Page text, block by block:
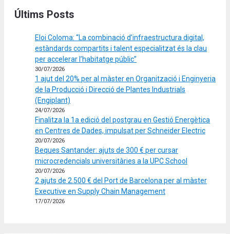
Últims Posts
Eloi Coloma: “La combinació d’infraestructura digital,
estàndards compartits i talent especialitzat és la clau
per accelerar l’habitatge públic”
30/07/2026
1 ajut del 20% per al màster en Organització i Enginyeria
de la Producció i Direcció de Plantes Industrials
(Engiplant)
24/07/2026
Finalitza la 1a edició del postgrau en Gestió Energètica
en Centres de Dades, impulsat per Schneider Electric
20/07/2026
Beques Santander: ajuts de 300 € per cursar
microcredencials universitàries a la UPC School
20/07/2026
2 ajuts de 2.500 € del Port de Barcelona per al màster
Executive en Supply Chain Management
17/07/2026